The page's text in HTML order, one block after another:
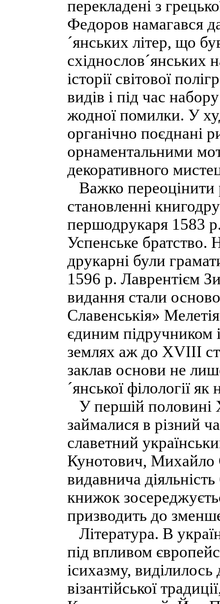
перекладені з
Федоров намагався
´янських літер, що
східнослов´янських
історії світової
видів і під час
жодної помилки. У
органічно поєднані
орнаментальними
декоративного
Важко переоцінити
становленні
першодрукаря 1583
Успенське братство.
друкарні були
1596 р. Лаврентієм
видання стали
Славенськія»
єдиним підручником
землях аж до XVIII
заклав основи не
´янської філології як
У першій половині
займалися в різний
славетний
Кунотович, Михайло
видавнича
книжок
призводить до
Література. В
під впливом
ісихазму,
візантійської